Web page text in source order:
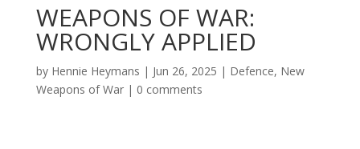
WEAPONS OF WAR:
WRONGLY APPLIED
by Hennie Heymans | Jun 26, 2025 | Defence, New
Weapons of War| 0 comments